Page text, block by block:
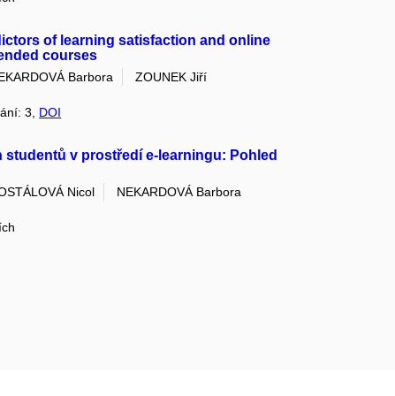
of learning satisfaction and online
courses
Barbora
ZOUNEK Jiří
3, DOI
v prostředí e-learningu: Pohled
Nicol
NEKARDOVÁ Barbora